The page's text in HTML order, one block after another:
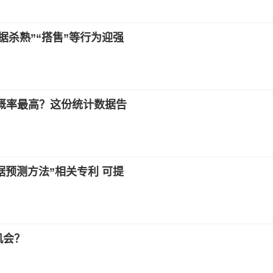
杀熟”“搭售”等行为迎强
率最高？这份统计数据告
预测方法”相关专利 可提
？